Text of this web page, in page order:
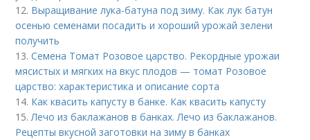
12. Выращивание лука-батуна под зиму. Как лук батун
осенью семенами посадить и хороший урожай зелени
получить
13.Семена Томат Розовое царство. Рекордные урожаи
мясистых и мягких на вкус плодов — томат Розовое
царство: характеристика и описание сорта
14. Как квасить капусту в банке. Как квасить капусту
15.Лечо из баклажанов в банках. Лечо из баклажанов.
Рецепты вкусной заготовки на зиму в банках